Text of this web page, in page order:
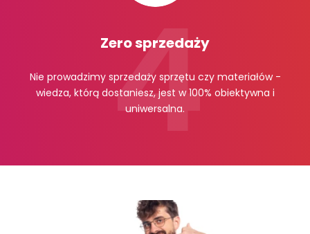
Zero sprzedaży
Nie prowadzimy sprzedaży sprzętu czy materiałów -
wiedza, którą dostaniesz, jest w 100% obiektywna i
uniwersalna.